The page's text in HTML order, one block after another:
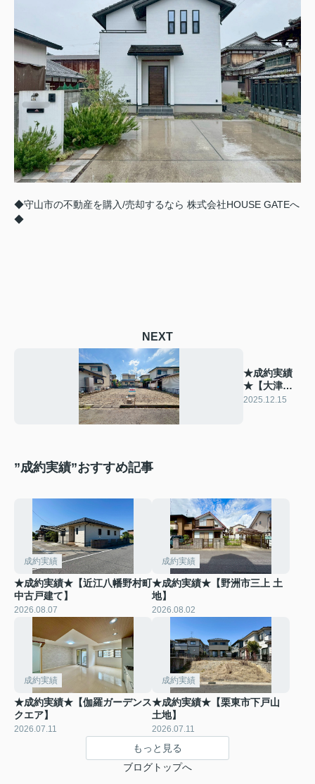
◆守山市の不動産を購入/売却するなら 株式会社HOUSE GATEへ
◆
NEXT
★成約実績
★【大津市
大江4丁目
2025.12.15
”成約実績”おすすめ記事
成約実績
★成約実績★【近江八幡野村町
中古戸建て】
2026.08.07
成約実績
★成約実績★【野洲市三上 土
地】
2026.08.02
成約実績
★成約実績★【伽羅ガーデンス
クエア】
2026.07.11
成約実績
★成約実績★【栗東市下戸山
土地】
2026.07.11
もっと見る
ブログトップへ